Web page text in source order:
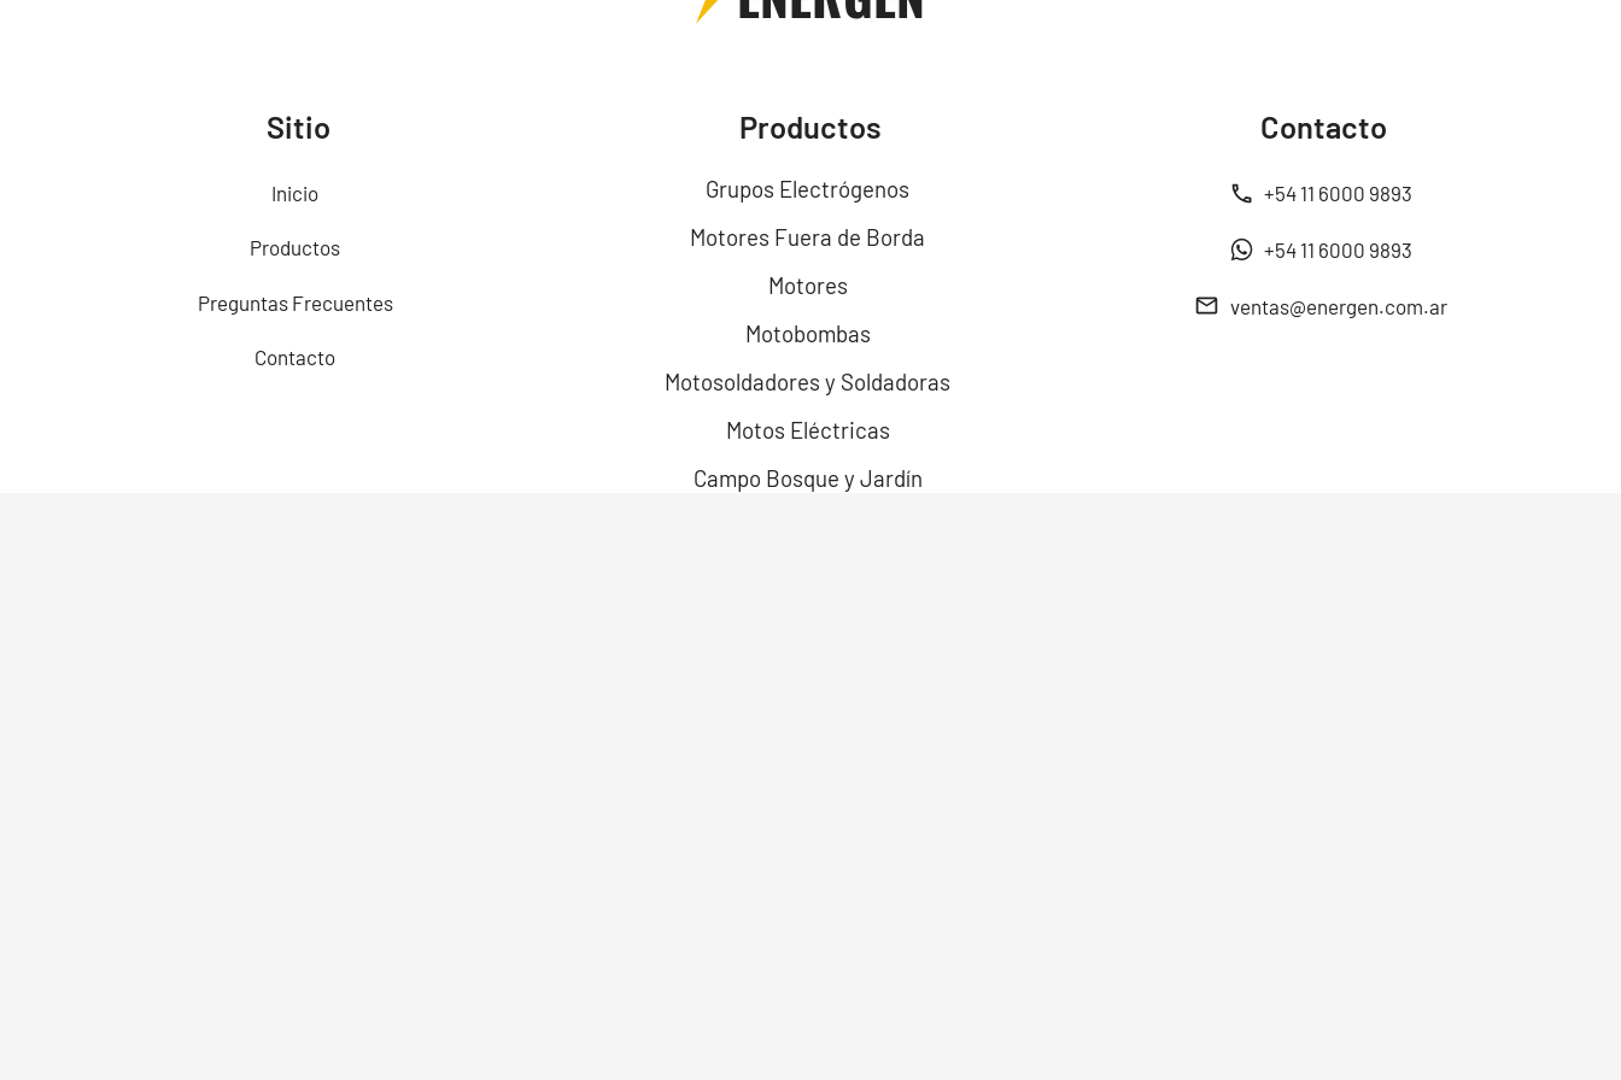
Sitio
Inicio
Productos
Preguntas Frecuentes
Contacto
Productos
Grupos Electrógenos
Motores Fuera de Borda
Motores
Motobombas
Motosoldadores y Soldadoras
Motos Eléctricas
Campo Bosque y Jardín
Contacto
+54 11 6000 9893
+54 11 6000 9893
ventas@energen.com.ar